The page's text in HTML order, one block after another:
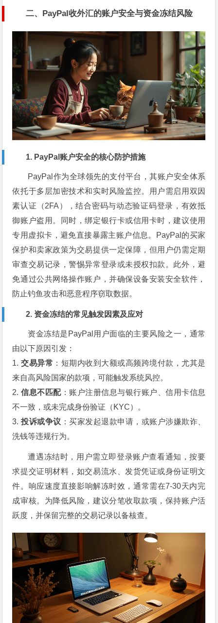
二、PayPal收外汇的账户安全与资金冻结风险
1. PayPal账户安全的核心防护措施
PayPal作为全球领先的支付平台，其账户安全体系
依托于多层加密技术和实时风险监控。用户需启用双因
素认证（2FA），结合密码与动态验证码登录，有效抵
御账户盗用。同时，绑定银行卡或信用卡时，建议使用
专用虚拟卡，避免直接暴露主账户信息。PayPal的买家
保护和卖家政策为交易提供一定保障，但用户仍需定期
审查交易记录，警惕异常登录或未授权扣款。此外，避
免通过公共网络操作账户，并确保设备安装安全软件，
防止钓鱼攻击和恶意程序窃取数据。
2. 资金冻结的常见触发因素及应对
资金冻结是PayPal用户面临的主要风险之一，通常
由以下原因引发：
1. 交易异常 ：短期内收到大额或高频跨境付款，尤其是
来自高风险国家的款项，可能触发系统风控。
2. 信息不匹配：账户注册信息与银行账户、信用卡信息
不一致，或未完成身份验证（KYC）。
3. 投诉或争议 ：买家发起退款申请，或账户涉嫌欺诈、
洗钱等违规行为。
遭遇冻结时，用户需立即登录账户查看通知，按要
求提交证明材料，如交易流水、发货凭证或身份证明文
件。响应速度直接影响解冻时效，通常需在7-30天内完
成审核。为降低风险，建议分笔收取款项，保持账户活
跃度，并保留完整的交易记录以备核查。